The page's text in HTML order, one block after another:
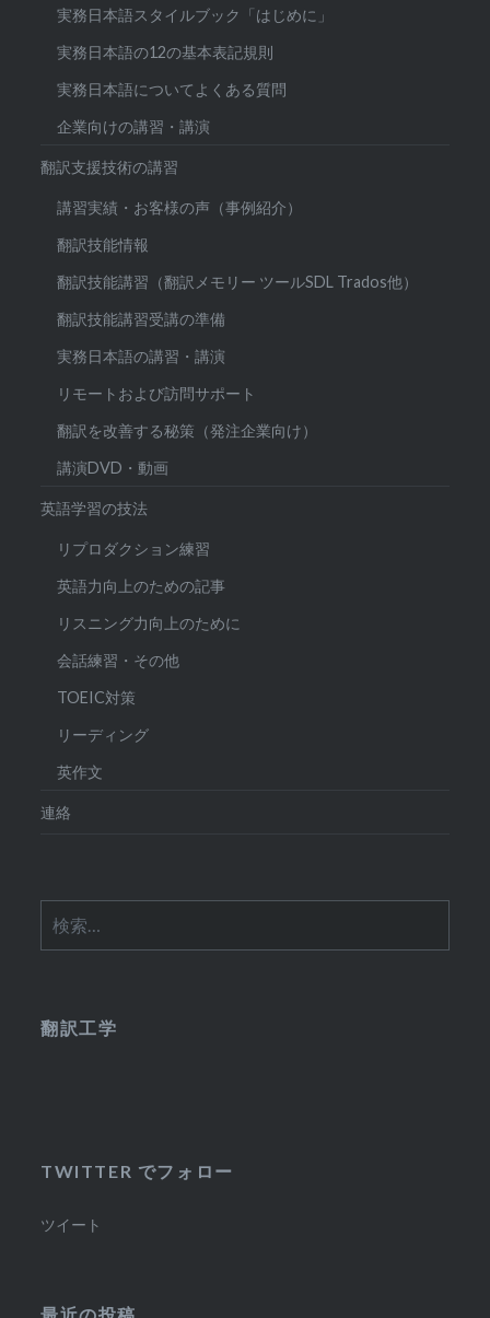
実務日本語スタイルブック「はじめに」
実務日本語の12の基本表記規則
実務日本語についてよくある質問
企業向けの講習・講演
翻訳支援技術の講習
講習実績・お客様の声（事例紹介）
翻訳技能情報
翻訳技能講習（翻訳メモリー ツールSDL Trados他）
翻訳技能講習受講の準備
実務日本語の講習・講演
リモートおよび訪問サポート
翻訳を改善する秘策（発注企業向け）
講演DVD・動画
英語学習の技法
リプロダクション練習
英語力向上のための記事
リスニング力向上のために
会話練習・その他
TOEIC対策
リーディング
英作文
連絡
索:
翻訳工学
TWITTER でフォロー
ツイート